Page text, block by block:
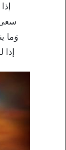
وَما